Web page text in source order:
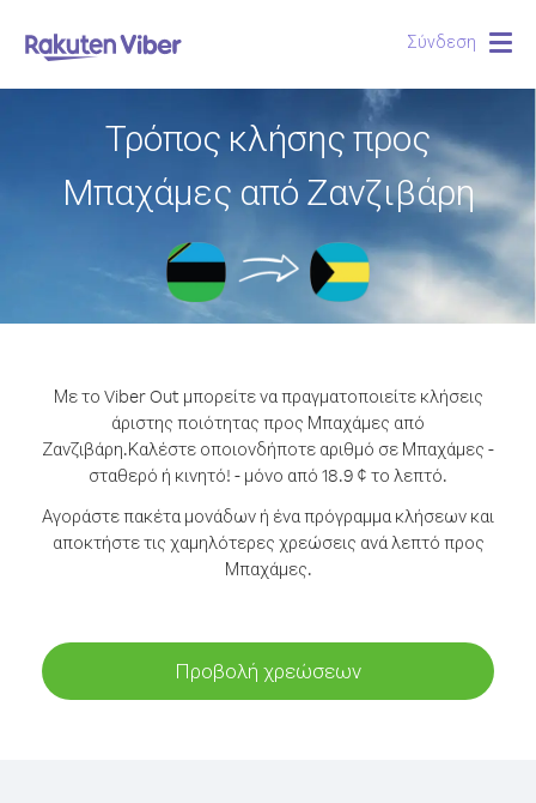
Σύνδεση
Τρόπος κλήσης προς
Μπαχάμες από Ζανζιβάρη
Με το Viber Out μπορείτε να πραγματοποιείτε κλήσεις
άριστης ποιότητας προς Μπαχάμες από
Ζανζιβάρη.Καλέστε οποιονδήποτε αριθμό σε Μπαχάμες -
σταθερό ή κινητό! - μόνο από 18.9 ¢ το λεπτό.
Αγοράστε πακέτα μονάδων ή ένα πρόγραμμα κλήσεων και
αποκτήστε τις χαμηλότερες χρεώσεις ανά λεπτό προς
Μπαχάμες.
Προβολή χρεώσεων